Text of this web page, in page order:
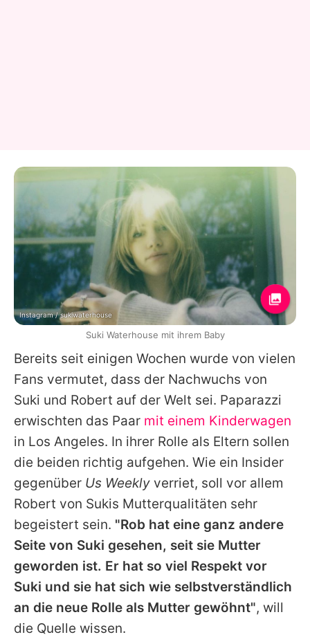
Bereits seit einigen Wochen wurde von vielen
Fans vermutet, dass der Nachwuchs von
Suki und Robert auf der Welt sei. Paparazzi
erwischten das Paar mit einem Kinderwagen
in Los Angeles. In ihrer Rolle als Eltern sollen
die beiden richtig aufgehen. Wie ein Insider
gegenüber Us Weekly verriet, soll vor allem
Robert von Sukis Mutterqualitäten sehr
begeistert sein. "Rob hat eine ganz andere
Seite von Suki gesehen, seit sie Mutter
geworden ist. Er hat so viel Respekt vor
Suki und sie hat sich wie selbstverständlich
an die neue Rolle als Mutter gewöhnt", will
die Quelle wissen.
Instagram / sukiwaterhouse
Suki Waterhouse mit ihrem Baby